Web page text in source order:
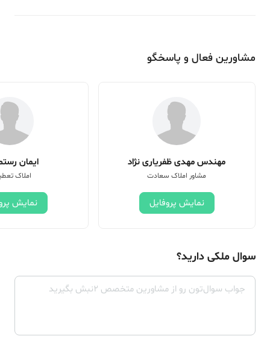
مشاورین فعال و پاسخگو
مهندس مهدی ظفریاری نژاد
مشاور املاک سعادت
نمایش پروفایل
ایمان
املاک
نمایش
سوال ملکی دارید؟